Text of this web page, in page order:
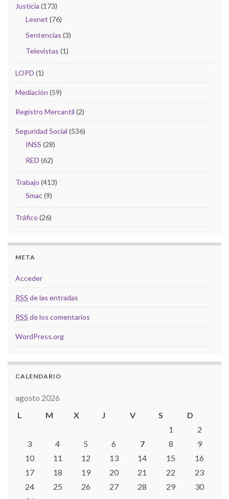
Justicia (173)
Lexnet (76)
Sentencias (3)
Televistas (1)
LOPD (1)
Mediación (59)
Registro Mercantil (2)
Seguridad Social (536)
INSS (28)
RED (62)
Trabajo (413)
Smac(9)
Tráfico (26)
META
Acceder
RSS de las entradas
RSS de los comentarios
WordPress.org
CALENDARIO
agosto 2026
L
M X J V S
D
1
2
3
4 5 6 7 8
9
10
11 12 13 14 15
16
17
18 19 20 21 22
23
24
25 26 27 28 29
30